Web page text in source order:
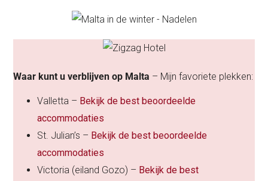
Waar kunt u verblijven op Malta – Mijn favoriete plekken:
Valletta – Bekijk de best beoordeelde
accommodaties
St. Julian’s – Bekijk de best beoordeelde
accommodaties
Victoria (eiland Gozo) – Bekijk de best